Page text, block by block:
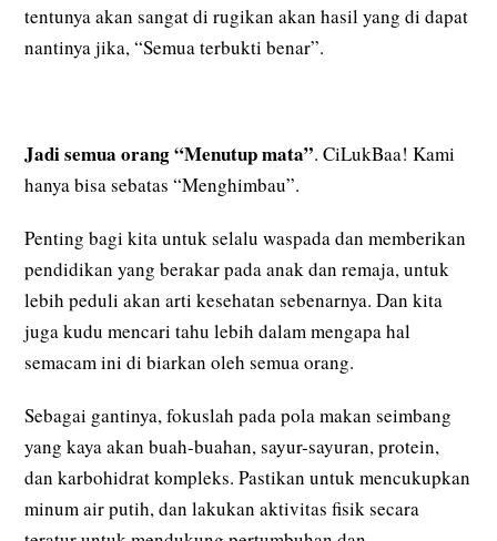
tentunya akan sangat di rugikan akan hasil yang di dapat
nantinya jika, “Semua terbukti benar”.
Jadi semua orang “Menutup mata”. CiLukBaa! Kami
hanya bisa sebatas “Menghimbau”.
Penting bagi kita untuk selalu waspada dan memberikan
pendidikan yang berakar pada anak dan remaja, untuk
lebih peduli akan arti kesehatan sebenarnya. Dan kita
juga kudu mencari tahu lebih dalam mengapa hal
semacam ini di biarkan oleh semua orang.
Sebagai gantinya, fokuslah pada pola makan seimbang
yang kaya akan buah-buahan, sayur-sayuran, protein,
dan karbohidrat kompleks. Pastikan untuk mencukupkan
minum air putih, dan lakukan aktivitas fisik secara